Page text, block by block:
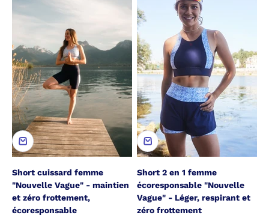
Short cuissard femme
"Nouvelle Vague" - maintien
et zéro frottement,
écoresponsable
Short 2 en 1 femme
écoresponsable "Nouvelle
Vague" - Léger, respirant et
zéro frottement